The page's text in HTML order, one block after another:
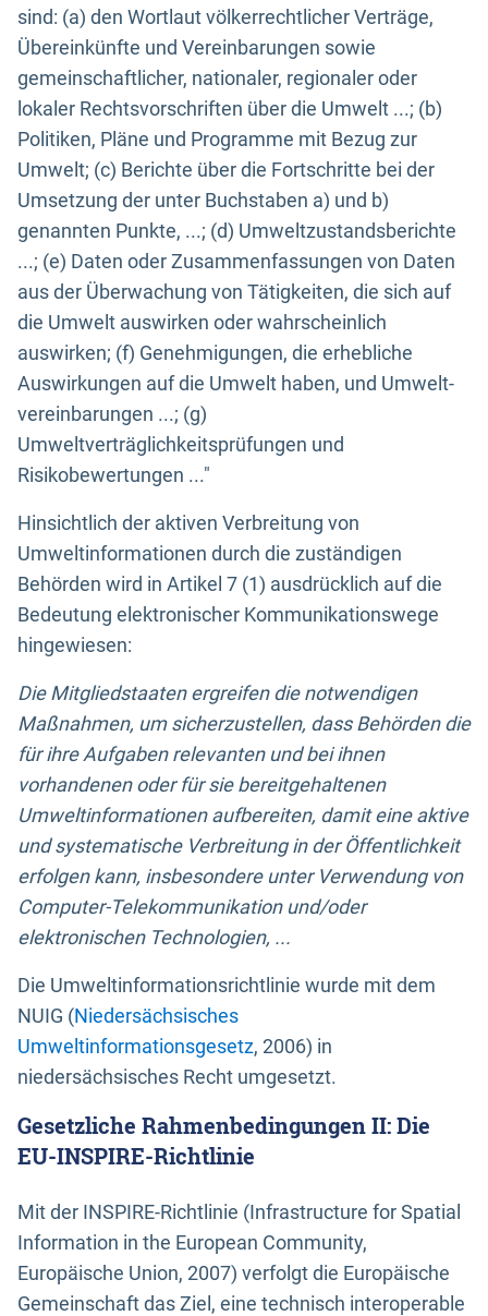
sind: (a) den Wortlaut völkerrechtlicher Verträge,
Übereinkünfte und Vereinbarungen sowie
gemeinschaftlicher, nationaler, regionaler oder
lokaler Rechtsvorschriften über die Umwelt ...; (b)
Politiken, Pläne und Programme mit Bezug zur
Umwelt; (c) Berichte über die Fortschritte bei der
Umsetzung der unter Buchstaben a) und b)
genannten Punkte, ...; (d) Umweltzustandsberichte
...; (e) Daten oder Zusammenfassungen von Daten
aus der Überwachung von Tätigkeiten, die sich auf
die Umwelt auswirken oder wahrscheinlich
auswirken; (f) Genehmigungen, die erhebliche
Auswirkungen auf die Umwelt haben, und Umwelt-
vereinbarungen ...; (g)
Umweltverträglichkeitsprüfungen und
Risikobewertungen ..."
Hinsichtlich der aktiven Verbreitung von
Umweltinformationen durch die zuständigen
Behörden wird in Artikel 7 (1) ausdrücklich auf die
Bedeutung elektronischer Kommunikationswege
hingewiesen:
Die Mitgliedstaaten ergreifen die notwendigen
Maßnahmen, um sicherzustellen, dass Behörden die
für ihre Aufgaben relevanten und bei ihnen
vorhandenen oder für sie bereitgehaltenen
Umweltinformationen aufbereiten, damit eine aktive
und systematische Verbreitung in der Öffentlichkeit
erfolgen kann, insbesondere unter Verwendung von
Computer-Telekommunikation und/oder
elektronischen Technologien, ...
Die Umweltinformationsrichtlinie wurde mit dem
NUIG (Niedersächsisches
Umweltinformationsgesetz, 2006) in
niedersächsisches Recht umgesetzt.
Gesetzliche Rahmenbedingungen II: Die
EU-INSPIRE-Richtlinie
Mit der INSPIRE-Richtlinie (Infrastructure for Spatial
Information in the European Community,
Europäische Union, 2007) verfolgt die Europäische
Gemeinschaft das Ziel, eine technisch interoperable